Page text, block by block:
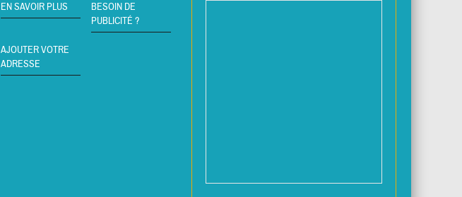
EN SAVOIR PLUS
BESOIN DE
PUBLICITÉ ?
AJOUTER VOTRE
ADRESSE